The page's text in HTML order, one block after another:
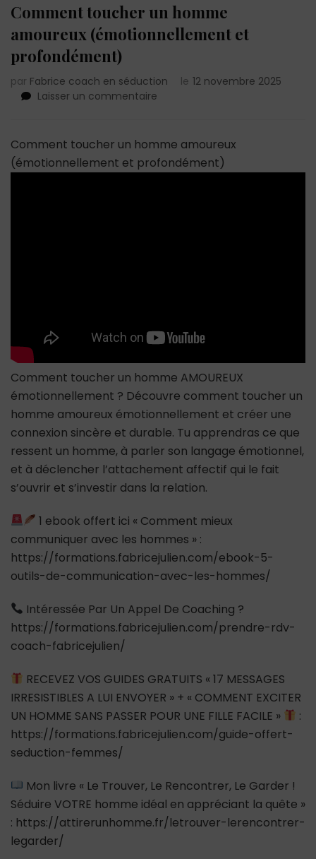
Comment toucher un homme
amoureux (émotionnellement et
profondément)
par Fabrice coach en séduction le 12 novembre 2025
Laisser un commentaire
un
amoureux
Comment toucher un homme amoureux
(émotionnellement et profondément)
Comment toucher un homme AMOUREUX
émotionnellement ? Découvre comment toucher un
homme amoureux émotionnellement et créer une
connexion sincère et durable. Tu apprendras ce que
ressent un homme, à parler son langage émotionnel,
et à déclencher l’attachement affectif qui le fait
s’ouvrir et s’investir dans la relation.
1 ebook offert ici « Comment mieux
communiquer avec les hommes » :
https://formations.fabricejulien.com/ebook-5-
outils-de-communication-avec-les-hommes/
Intéressée Par Un Appel De Coaching ?
https://formations.fabricejulien.com/prendre-rdv-
coach-fabricejulien/
RECEVEZ VOS GUIDES GRATUITS « 17 MESSAGES
IRRESISTIBLES A LUI ENVOYER » + « COMMENT EXCITER
UN HOMME SANS PASSER POUR UNE FILLE FACILE »
:
https://formations.fabricejulien.com/guide-offert-
seduction-femmes/
Mon livre « Le Trouver, Le Rencontrer, Le Garder !
Séduire VOTRE homme idéal en appréciant la quête »
: https://attirerunhomme.fr/letrouver-lerencontrer-
legarder/